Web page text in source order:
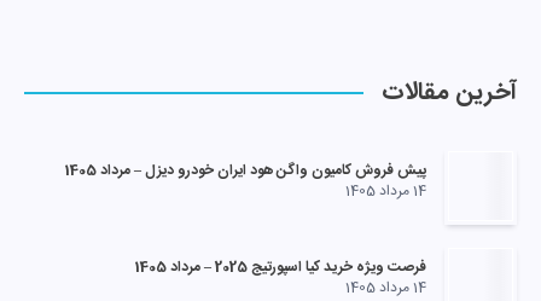
آخرین مقالات
پیش فروش کامیون واگن هود ایران خودرو دیزل – مرداد 1405
14 مرداد 1405
فرصت ویژه خرید کیا اسپورتیج 2025 – مرداد 1405
14 مرداد 1405